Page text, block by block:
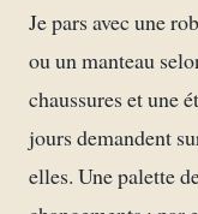
Je pars avec une
ou un manteau
chaussures et une
jours demandent
elles. Une palette